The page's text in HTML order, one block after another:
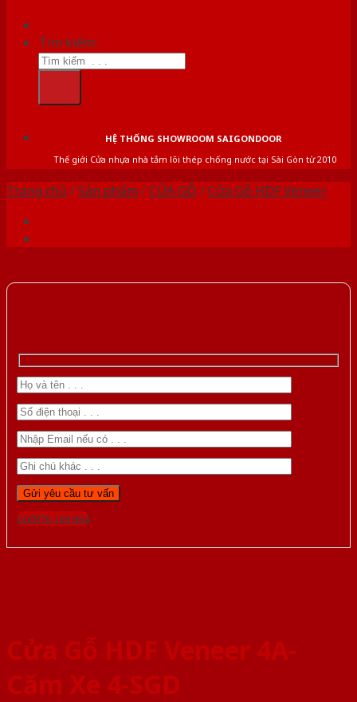
Tìm kiếm:
HỆ THỐNG SHOWROOM SAIGONDOOR
Thế giới Cửa nhựa nhà tắm lõi thép chống nước tại Sài Gòn từ 2010
Trang chủ /Sản phẩm /CỬA GỖ /Cửa Gỗ HDF Veneer
Gọi 0976.169.864
Cửa Gỗ HDF Veneer 4A-
Căm Xe 4-SGD